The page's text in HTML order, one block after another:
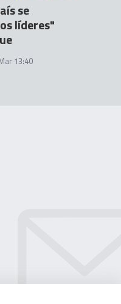
se
líderes"
13:40